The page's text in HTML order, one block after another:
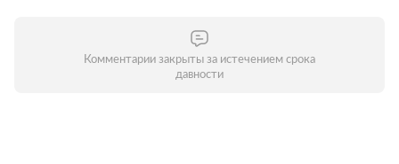
Комментарии закрыты за истечением срока
давности